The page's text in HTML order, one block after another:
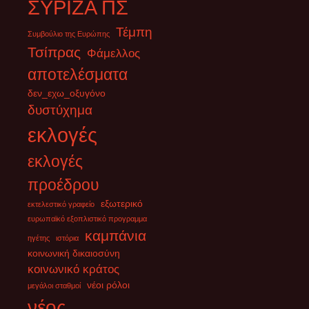
3 Δεκεμβρίου 2025
Υπό κράτηση η πρώην επικεφαλής της εξωτερικής πολιτικής και
ανώτερος διπλωμάτης της ΕΕ, Φεντερίκα Μογκερίνι. Μετά από
σημερινές αναφορές ότι
ΣΥΡΙΖΑ ΠΣ
Συμβούλιο της Ευρώπης Τέμπη
Τσίπρας Φάμελλος
αποτελέσματα
δεν_εχω_οξυγόνο
δυστύχημα
εκλογές
εκλογές
προέδρου
εκτελεστικό γραφείο εξωτερικό
ευρωπαϊκό εξοπλιστικό προγραμμα
ηγέτης ιστόρια καμπάνια
κοινωνική δικαιοσύνη
κοινωνικό κράτος
μεγάλοι σταθμοί νέοι ρόλοι